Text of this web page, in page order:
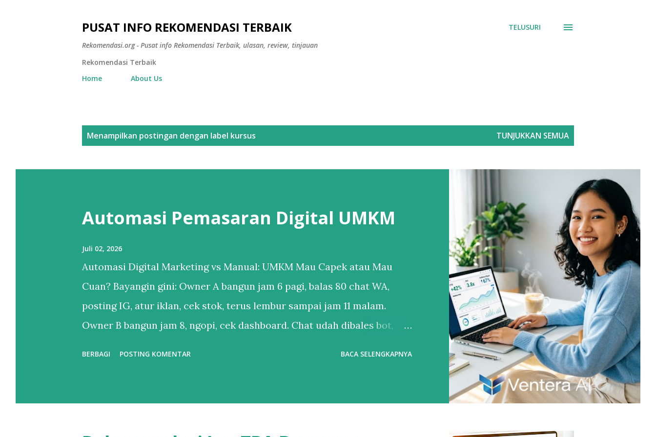
PUSAT INFO REKOMENDASI TERBAIK
Rekomendasi.org - Pusat info Rekomendasi Terbaik, ulasan, review, tinjauan
TELUSURI
Rekomendasi Terbaik
Home
About Us
s
Menampilkan postingan dengan label kursus TUNJUKKAN SEMUA
Automasi Pemasaran Digital UMKM
Juli 02, 2026
Automasi Digital Marketing vs Manual: UMKM Mau Capek atau Mau
Cuan? Bayangin gini: Owner A bangun jam 6 pagi, balas 80 chat WA,
posting IG, atur iklan, cek stok, terus lembur sampai jam 11 malam.
Owner B bangun jam 8, ngopi, cek dashboard. Chat udah dibales bot,
otomatisasi = kamu yang kerja paling keras tapi hasilnya paling dikit.
BERBAGI POSTING KOMENTAR BACA SELENGKAPNYA